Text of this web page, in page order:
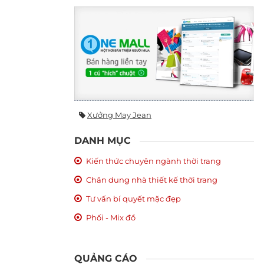
Xưởng May Jean
DANH MỤC
Kiến thức chuyên ngành thời trang
Chân dung nhà thiết kế thời trang
Tư vấn bí quyết mặc đẹp
Phối - Mix đồ
QUẢNG CÁO